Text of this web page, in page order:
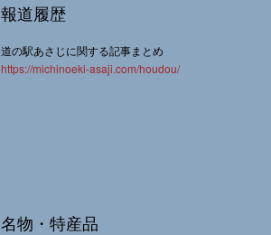
報道履歴
道の駅あさじに関する記事まとめ
https://michinoeki-asaji.com/houdou/
名物・特産品